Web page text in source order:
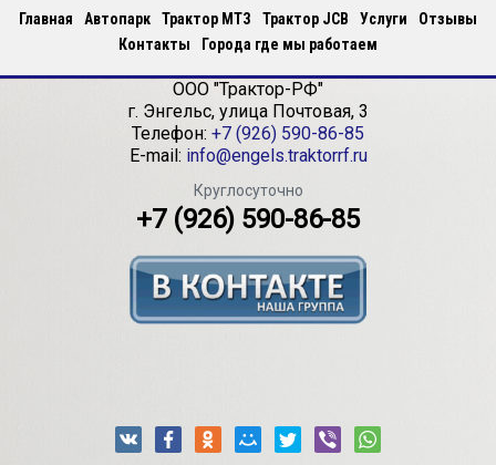
Главная Автопарк Трактор МТЗ Трактор JCB Услуги
Отзывы
Контакты
Города где мы работаем
ООО "Трактор-РФ"
г. Энгельс, улица Почтовая, 3
Телефон: +7 (926) 590-86-85
E-mail: info@engels.traktorrf.ru
Круглосуточно
+7 (926) 590-86-85